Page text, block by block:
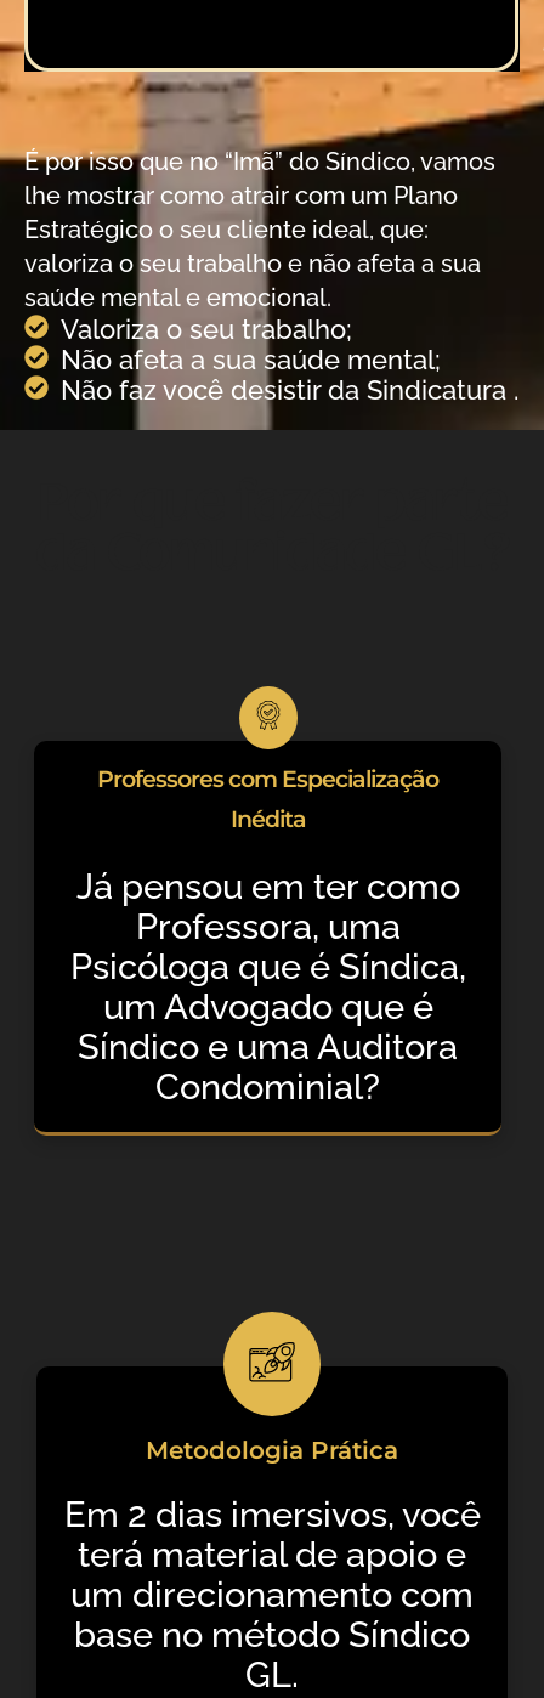
É por isso que no “Imã” do Síndico, vamos
lhe mostrar como atrair com um Plano
Estratégico o seu cliente ideal, que:
valoriza o seu trabalho e não afeta a sua
saúde mental e emocional.
Valoriza o seu trabalho;
Não afeta a sua saúde mental;
Não faz você desistir da Sindicatura .
Professores com Especialização
Inédita
Já pensou em ter como
Professora, uma
Psicóloga que é Síndica,
um Advogado que é
Síndico e uma Auditora
Condominial?
Metodologia Prática
Em 2 dias imersivos, você
terá material de apoio e
um direcionamento com
base no método Síndico
GL.